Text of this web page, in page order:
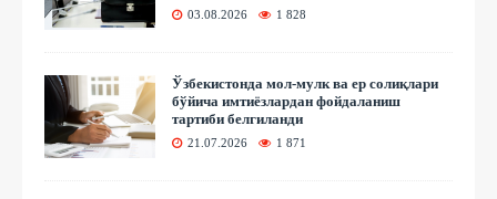
03.08.2026 1 828
Ўзбекистонда мол-мулк ва ер солиқлари
бўйича имтиёзлардан фойдаланиш
тартиби белгиланди
21.07.2026 1 871